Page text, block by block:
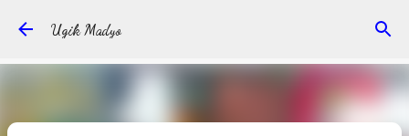
Langsung ke konten utama
Ugik Madyo